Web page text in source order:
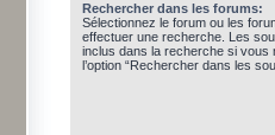
Rechercher dans les forums:
Sélectionnez le forum ou les
effectuer une recherche. Les
inclus dans la recherche si
l’option “Rechercher dans les